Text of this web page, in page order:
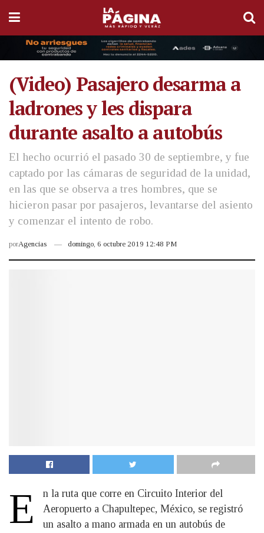
(Video) Pasajero desarma a
ladrones y les dispara
durante asalto a autobús
El hecho ocurrió el pasado 30 de septiembre, y fue
captado por las cámaras de seguridad de la unidad,
en las que se observa a tres hombres, que se
hicieron pasar por pasajeros, levantarse del asiento
y comenzar el intento de robo.
porAgencias domingo, 6 octubre 2019 12:48 PM
E
n la ruta que corre en Circuito Interior del
Aeropuerto a Chapultepec, México, se registró
un asalto a mano armada en un autobús de